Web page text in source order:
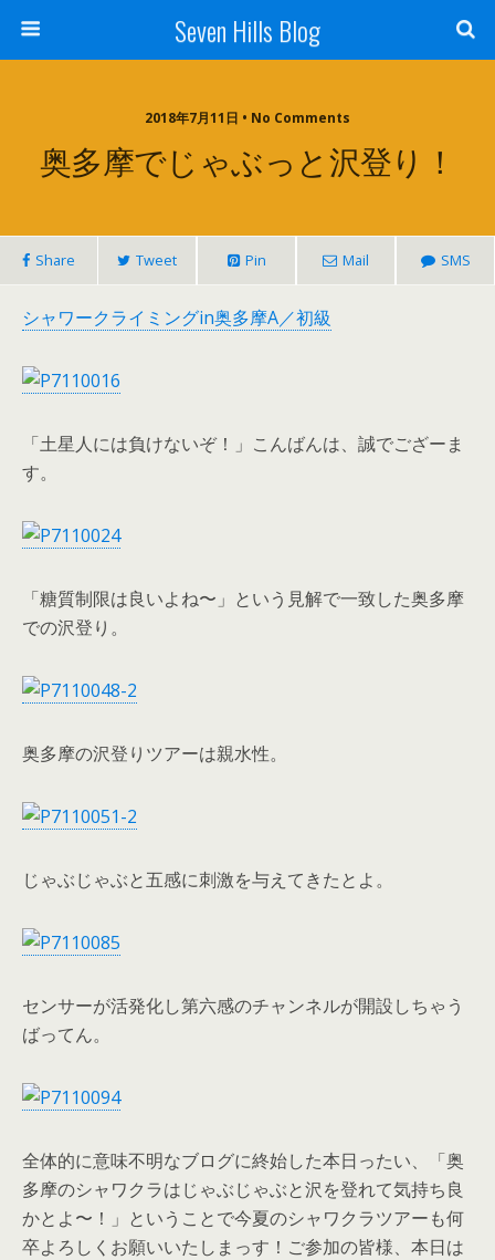
Seven Hills Blog
2018年7月11日 • No Comments
奥多摩でじゃぶっと沢登り！
Share Tweet Pin Mail SMS
シャワークライミングin奥多摩A／初級
「土星人には負けないぞ！」こんばんは、誠でござーま
す。
「糖質制限は良いよね〜」という見解で一致した奥多摩
での沢登り。
奥多摩の沢登りツアーは親水性。
じゃぶじゃぶと五感に刺激を与えてきたとよ。
センサーが活発化し第六感のチャンネルが開設しちゃう
ばってん。
全体的に意味不明なブログに終始した本日ったい、「奥
多摩のシャワクラはじゃぶじゃぶと沢を登れて気持ち良
かとよ〜！」ということで今夏のシャワクラツアーも何
卒よろしくお願いいたしまっす！ご参加の皆様、本日は